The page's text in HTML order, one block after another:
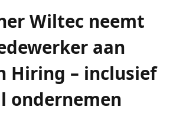
Wiltec neemt
aan
Hiring – inclusief
ondernemen